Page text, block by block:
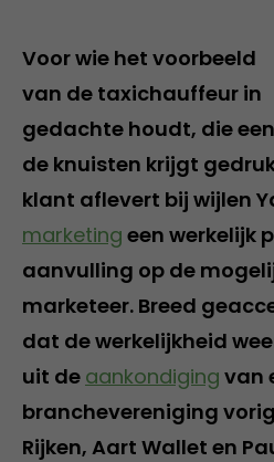
Voor wie het voorbeeld
van de taxichauffeur in
gedachte houdt, die
de knuisten krijgt
klant aflevert bij wijlen
marketing een werkelijk
aanvulling op de
marketeer. Breed
dat de werkelijkheid
uit de aankondiging van
branchevereniging
Rijken, Aart Wallet en